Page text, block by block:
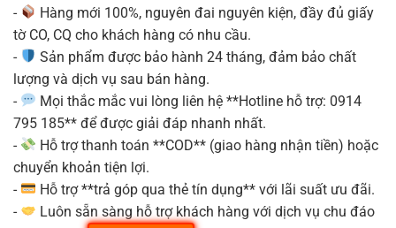
-
Hàng mới 100%, nguyên đai nguyên kiện, đầy đủ giấy
tờ CO, CQ cho khách hàng có nhu cầu.
-
Sản phẩm được bảo hành 24 tháng, đảm bảo chất
lượng và dịch vụ sau bán hàng.
-
Mọi thắc mắc vui lòng liên hệ **Hotline hỗ trợ: 0914
795 185** để được giải đáp nhanh nhất.
-
Hỗ trợ thanh toán **COD** (giao hàng nhận tiền) hoặc
chuyển khoản tiện lợi.
-
Hỗ trợ **trả góp qua thẻ tín dụng** với lãi suất ưu đãi.
-
Luôn sẵn sàng hỗ trợ khách hàng với dịch vụ chu đáo